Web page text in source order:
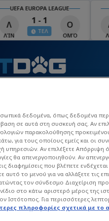
UEFA EUROPA LEAGUE
1 - 1
ΤΕΛ
ΟΜΌ ΛΕΧ
League Europa
δεδομένα, όπως δεδομένα
σε αυτά στη συσκευή σας. Αν
παρακολούθησης
για τους οποίους εμείς και οι
υπηρεσιών. Αν επιλέξετε Απόρριψη
θα απενεργοποιηθούν. Αν
διαφημίσεις που βλέπετε ενδέχεται
το μενού για να αλλάξετε τις
τον σύνδεσμο Διαχείριση
στο κάτω αριστερό μέρος της
Ιστότοπος. Για περισσότερες
πληροφορίες σχετικά με το